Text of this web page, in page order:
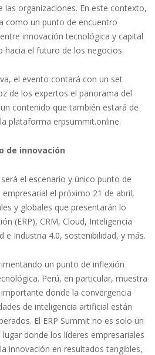
organizaciones. En este contexto,
como un punto de encuentro
innovación tecnológica y capital
hacia el futuro de los negocios.
el evento contará con un set
de los expertos el panorama del
contenido que también estará de
plataforma erpsummit.online.
de innovación
el escenario y único punto de
el próximo 21 de abril,
y globales que presentarán lo
(ERP), CRM, Cloud, Inteligencia
e Industria 4.0, sostenibilidad, y más.
un punto de inflexión
Perú, en particular, muestra
donde la convergencia
de inteligencia artificial están
El ERP Summit no es solo un
donde los líderes empresariales
innovación en resultados tangibles,